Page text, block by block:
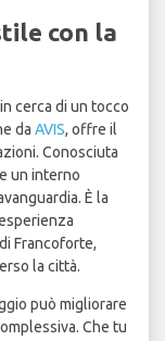
con la
cerca di un tocco
da AVIS, offre il
Conosciuta
un interno
È la
Francoforte,
la città.
può migliorare
Che tu